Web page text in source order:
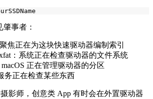
事者：
焦正在为这块快速驱动器编制索引
：系统正在检查驱动器的文件系统
macOS 正在管理驱动器的分区
务正在检查某些东西
影师，创意类 App 有时会在外置驱动器